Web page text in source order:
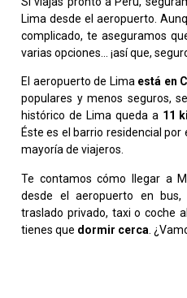
Lima desde el aeropuerto.
complicado, te aseguramos
varias opciones… ¡así que,
El aeropuerto de Lima está en
populares y menos seguros,
histórico de Lima queda a 11
Éste es el barrio residencial
mayoría de viajeros.
Te contamos cómo llegar a
desde el aeropuerto en bus,
traslado privado, taxi o coche
tienes que dormir cerca .